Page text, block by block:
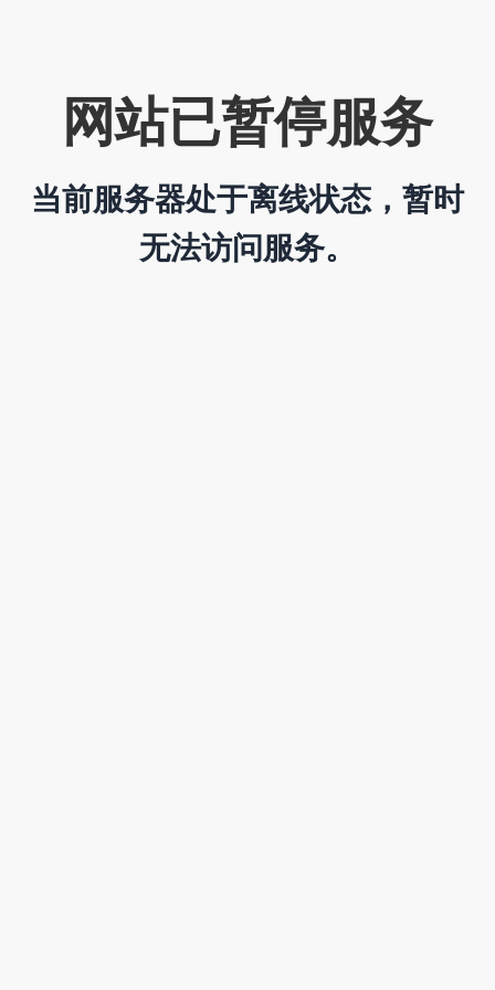
网站已暂停服务
当前服务器处于离线状态，暂时
无法访问服务。